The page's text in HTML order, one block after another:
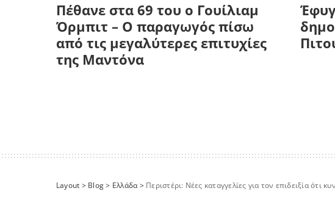
Πέθανε στα 69 του ο Γουίλιαμ
Όρμπιτ – Ο παραγωγός πίσω
από τις μεγαλύτερες επιτυχίες
της Μαντόνα
Layout > Blog> Ελλάδα> Περιστέρι: Νέες καταγγελίες για τον επιδειξία ότι